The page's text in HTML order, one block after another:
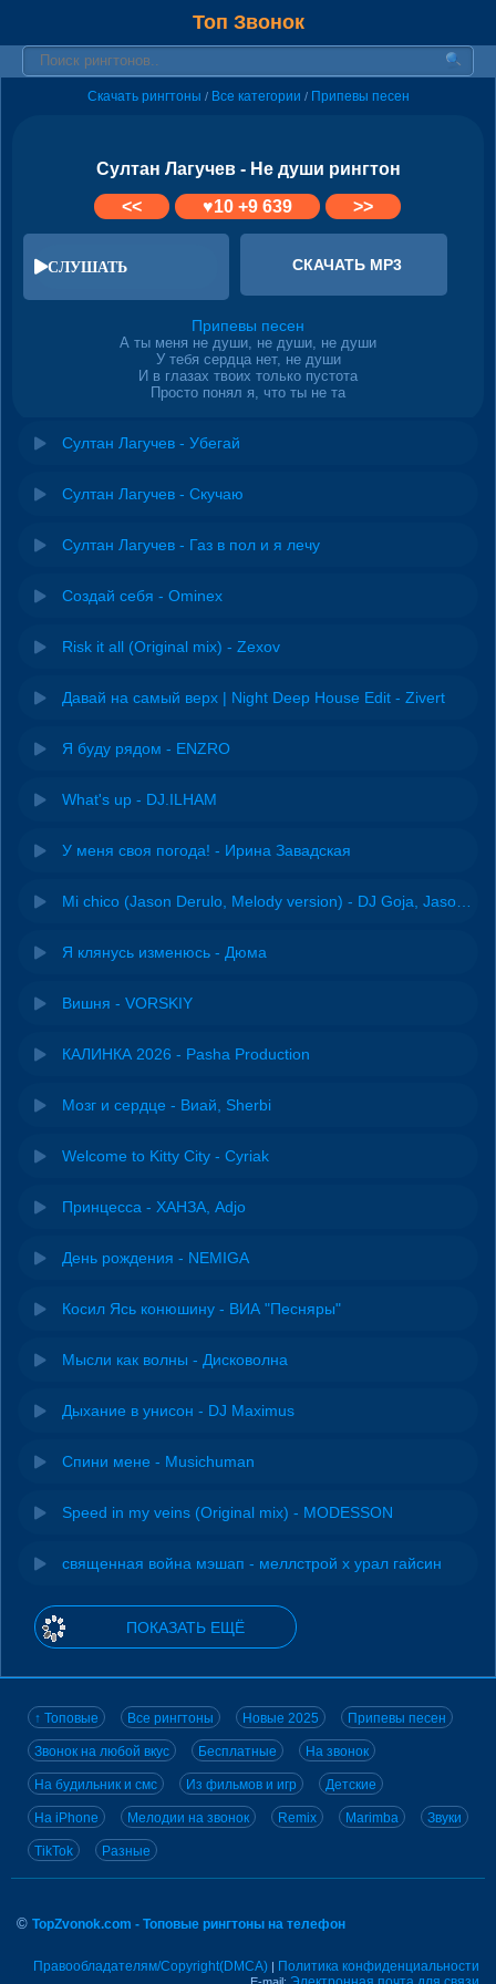
Топ Звонок
Скачать рингтоны / Все категории / Припевы песен
Султан Лагучев - Не души рингтон
<<
♥10+9 639 >>
СЛУШАТЬ СКАЧАТЬ MP3
Припевы песен
А ты меня не души, не души, не души
У тебя сердца нет, не души
И в глазах твоих только пустота
Просто понял я, что ты не та
Султан Лагучев - Убегай
Султан Лагучев - Скучаю
Султан Лагучев - Газ в пол и я лечу
Создай себя - Ominex
Risk it all (Original mix) - Zexov
Давай на самый верх | Night Deep House Edit - Zivert
Я буду рядом - ENZRO
What's up - DJ.ILHAM
У меня своя погода! - Ирина Завадская
Я клянусь изменюсь - Дюма
Вишня - VORSKIY
КАЛИНКА 2026 - Pasha Production
Мозг и сердце - Виай, Sherbi
Welcome to Kitty City - Cyriak
Принцесса - ХАНЗА, Adjo
День рождения - NEMIGA
Косил Ясь конюшину - ВИА "Песняры"
Мысли как волны - Дисковолна
Дыхание в унисон - DJ Maximus
Спини мене - Musichuman
Speed in my veins (Original mix) - MODESSON
священная война мэшап - меллстрой х урал гайсин
ПОКАЗАТЬ ЕЩЁ
↑ Топовые Все рингтоны Новые 2025 Припевы песен
Звонок на любой вкус Бесплатные На звонок
На будильник и смс Из фильмов и игр Детские
На iPhone Мелодии на звонок Remix Marimba Звуки
TikTok Разные
© TopZvonok.com - Топовые рингтоны на телефон
Правообладателям/Copyright(DMCA) | Политика конфиденциальности